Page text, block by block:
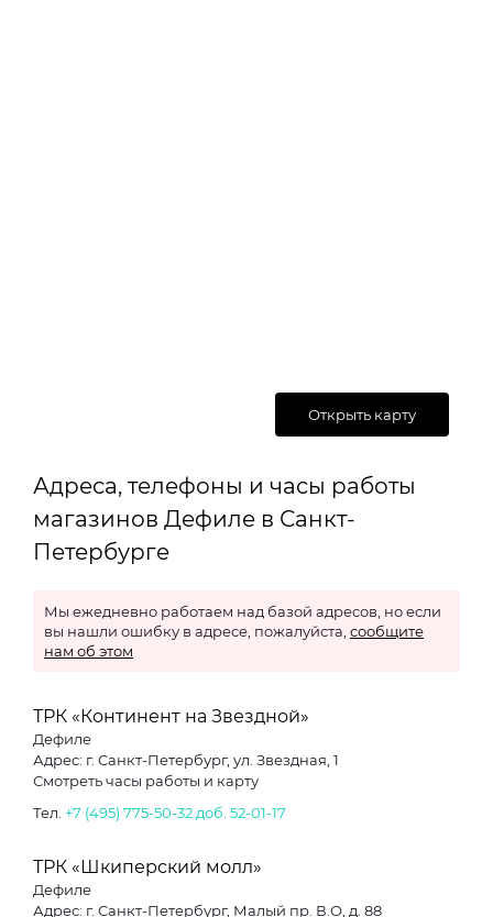
Открыть карту
Адреса, телефоны и часы работы
магазинов Дефиле в Санкт-
Петербурге
Мы ежедневно работаем над базой адресов, но если
вы нашли ошибку в адресе, пожалуйста, сообщите
нам об этом
ТРК «Континент на Звездной»
Дефиле
Адрес: г. Санкт-Петербург, ул. Звездная, 1
Смотреть часы работы и карту
Тел. +7 (495) 775-50-32 доб. 52-01-17
ТРК «Шкиперский молл»
Дефиле
Адрес: г. Санкт-Петербург, Малый пр. В.О, д. 88